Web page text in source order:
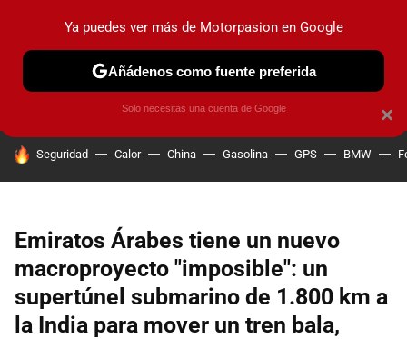
PRUEBAS COCHES ELÉCTRICOS OBSERVATORIO
HOY SE HABLA DE
Seguridad Calor China Gasolina GPS BMW
Emiratos Árabes tiene un nuevo
macroproyecto "imposible": un
supertúnel submarino de 1.800 km a
la India para mover un tren bala,
×
Ya puedes ver más de Motorpasion en Google
Añádenos como fuente preferida
Solo necesitas una cuenta de Google